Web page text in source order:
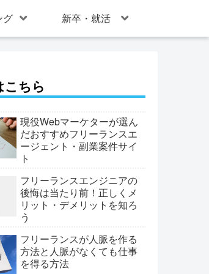
グ 新卒・就活
こちら
現役Webマーケターが選ん
だおすすめフリーランスエ
ージェント・副業案件サイ
ト
フリーランスエンジニアの
後悔は当たり前！正しくメ
リット・デメリットを知ろ
う
フリーランスが人脈を作る
方法と人脈がなくても仕事
を得る方法